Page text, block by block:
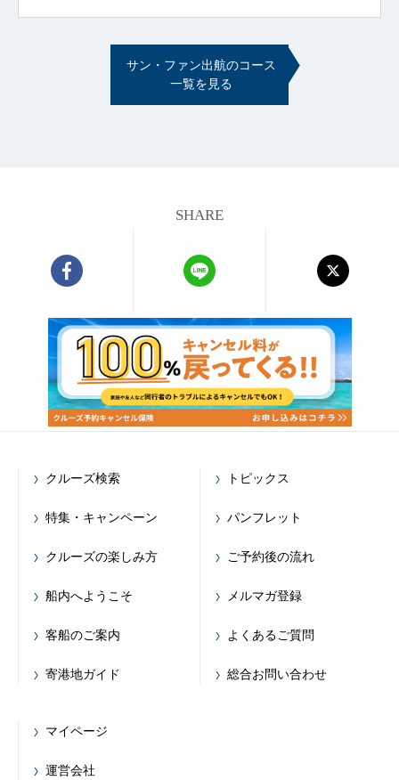
サン・ファン出航のコース
一覧を見る
SHARE
クルーズ検索
特集・キャンペーン
クルーズの楽しみ方
船内へようこそ
客船のご案内
寄港地ガイド
トピックス
パンフレット
ご予約後の流れ
メルマガ登録
よくあるご質問
総合お問い合わせ
マイページ
運営会社